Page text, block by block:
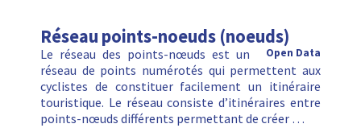
Réseau points-noeuds (noeuds)
Open Data
Le réseau des points-nœuds est un
réseau de points numérotés qui permettent aux
cyclistes de constituer facilement un itinéraire
touristique. Le réseau consiste d’itinéraires entre
points-nœuds différents permettant de créer …